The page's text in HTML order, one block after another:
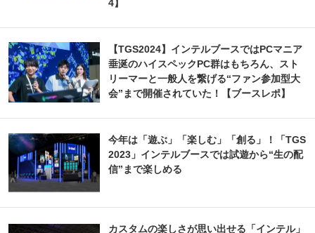
4】
【TGS2024】インテルブースではPCマニア
垂涎のハイスペックPC群はもちろん、スト
リーマーと一般人を繋げる“ファン参加型大
会”まで開催されていた！【ブースレポ】
今年は「遊ぶ」「楽しむ」「創る」！「TGS
2023」インテルブースでは試遊から“生の配
信”まで楽しめる
カスタムの楽しさが思い出せる「インテル」